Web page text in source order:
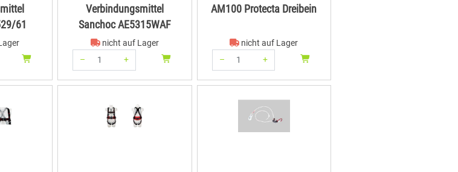
61
Verbindungsmittel
Sanchoc AE5315WAF
nicht auf Lager
–
+
AM100 Protecta Dreibein
nicht auf Lager
–
+